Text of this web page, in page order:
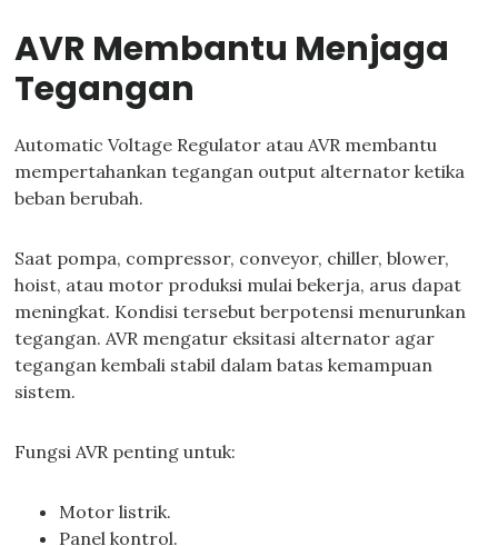
AVR Membantu Menjaga
Tegangan
Automatic Voltage Regulator atau AVR membantu
mempertahankan tegangan output alternator ketika
beban berubah.
Saat pompa, compressor, conveyor, chiller, blower,
hoist, atau motor produksi mulai bekerja, arus dapat
meningkat. Kondisi tersebut berpotensi menurunkan
tegangan. AVR mengatur eksitasi alternator agar
tegangan kembali stabil dalam batas kemampuan
sistem.
Fungsi AVR penting untuk:
Motor listrik.
Panel kontrol.